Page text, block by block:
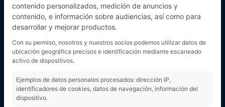
junio 2020
contenido personalizados, medición de anuncios y
contenido, e información sobre audiencias, así como para
desarrollar y mejorar productos.
Con su permiso, nosotros y nuestros socios podemos utilizar datos de
ubicación geográfica precisos e identificación mediante escaneado
activo de dispositivos.
Ejemplos de datos personales procesados: dirección IP,
identificadores de cookies, datos de navegación, información del
dispositivo.